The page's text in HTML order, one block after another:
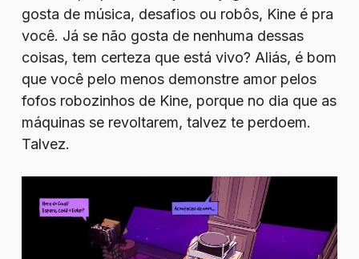
gosta de música, desafios ou robôs, Kine é pra
você. Já se não gosta de nenhuma dessas
coisas, tem certeza que está vivo? Aliás, é bom
que você pelo menos demonstre amor pelos
fofos robozinhos de Kine, porque no dia que as
máquinas se revoltarem, talvez te perdoem.
Talvez.